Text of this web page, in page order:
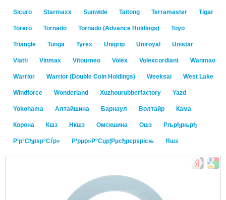
Sicuro Starmaxx Sunwide Taitong Terramaster Tigar
Torero Tornado Tornado (Advance Holdings) Toyo
Triangle Tunga Tyrex Unigrip Uniroyal Unistar
Viatti Vinmax Vitourneo Volex Volexcordiant Wanmao
Warrior Warrior (Double Coin Holdings) Weeksai West Lake
Windforce Wonderland Xuzhourubberfactory Yazd
Yokohama Алтайшина Барнаул Волтайр Кама
Корона Кшз Нкшз Омскшина Ошз Рљрђрњрђ
Р‘р°Сђрѕр°Сѓр» Р‘рµр»Р°Сџр¦Рµсђрєрѕрісњ Яшз